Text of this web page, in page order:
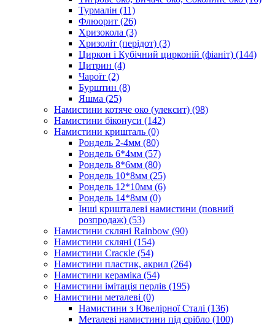
Турмалін (11)
Флюорит (26)
Хризокола (3)
Хризоліт (перідот) (3)
Циркон і Кубічний цирконій (фіаніт) (144)
Цитрин (4)
Чароїт (2)
Бурштин (8)
Яшма (25)
Намистини котяче око (улексит) (98)
Намистини біконуси (142)
Намистини кришталь (0)
Рондель 2-4мм (80)
Рондель 6*4мм (57)
Рондель 8*6мм (80)
Рондель 10*8мм (25)
Рондель 12*10мм (6)
Рондель 14*8мм (0)
Інші кришталеві намистини (повний
розпродаж) (53)
Намистини скляні Rainbow (90)
Намистини скляні (154)
Намистини Cracкle (54)
Намистини пластик, акрил (264)
Намистини кераміка (54)
Намистини імітація перлів (195)
Намистини металеві (0)
Намистини з Ювелірної Сталі (136)
Металеві намистини під срібло (100)